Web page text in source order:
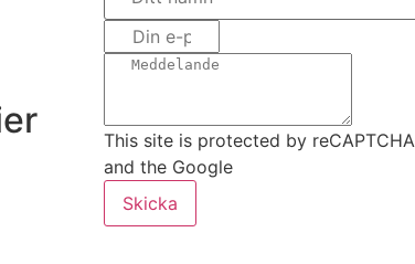
This site is protected by reCAPTCHA
and the Google
Skicka